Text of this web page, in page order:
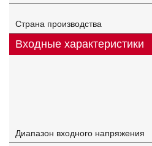
Страна производства
Входные характеристики
Диапазон входного напряжения